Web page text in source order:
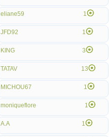
eliane59 1
JFD92 1
KING 3
TATAV 13
MICHOU67 1
moniqueflore 1
A.A 1